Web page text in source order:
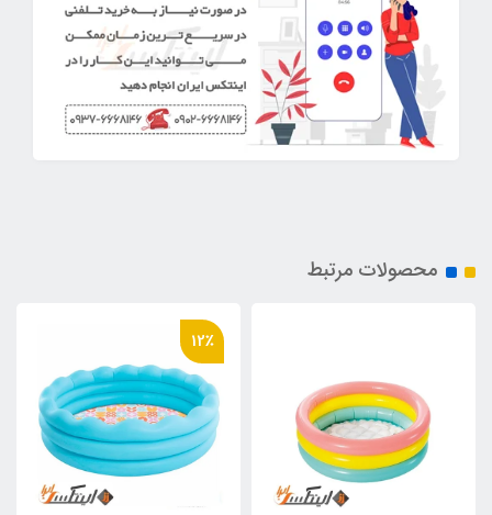
محصولات مرتبط
12٪